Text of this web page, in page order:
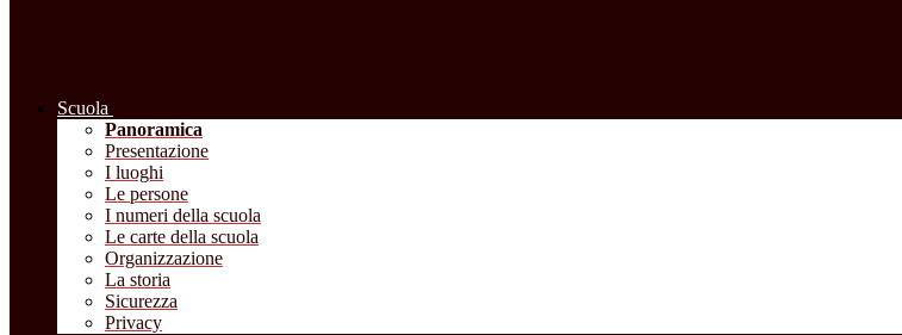
Scuola
Panoramica
Presentazione
I luoghi
Le persone
I numeri della scuola
Le carte della scuola
Organizzazione
La storia
Sicurezza
Privacy